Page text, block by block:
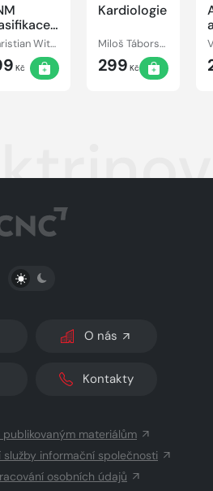
Christian Wittekind, James D. Brierley, Mary K. Gospodarowicz
Kč
Kardiologie
Miloš Táborský, Josef Kautzner, Aleš Linhart
299 Kč
PŘEPNOUT SVĚTLÝ/TMAVÝ REŽIM
O nás
Kontakty
materiálům
služby informační společnosti
osobních údajů